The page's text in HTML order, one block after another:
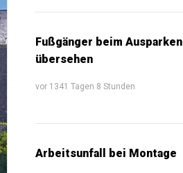
Fußgänger beim Ausparken
übersehen
vor 1341 Tagen 8 Stunden
Arbeitsunfall bei Montage